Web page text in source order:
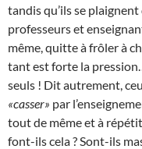
tandis qu’ils se
professeurs et
même, quitte à frôler à
tant est forte la
seuls ! Dit autrement,
«casser» par
tout de même et à
font-ils cela ? Sont-ils